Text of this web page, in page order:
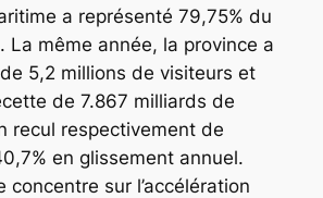
a représenté 79,75% du
La même année, la province a
5,2 millions de visiteurs et
de 7.867 milliards de
recul respectivement de
en glissement annuel.
concentre sur l’accélération